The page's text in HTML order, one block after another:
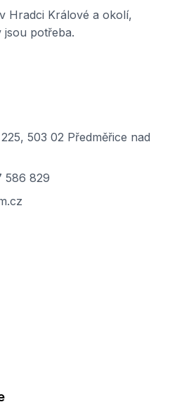
Hradci Králové a okolí,
potřeba.
503 02 Předměřice nad
586 829